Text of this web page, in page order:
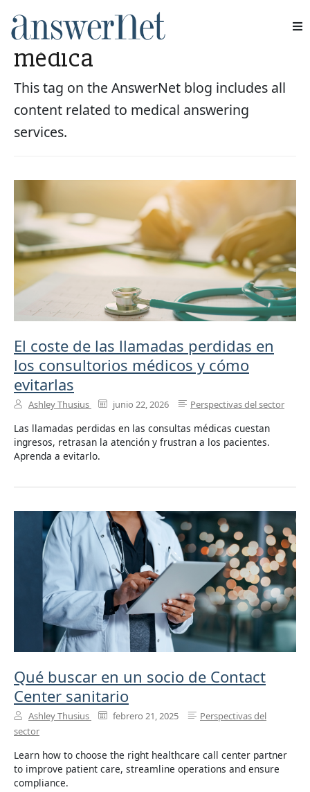
Industrias
Contacte con nosotros
Servicio de asistencia
médica
This tag on the AnswerNet blog includes all
content related to medical answering
services.
El coste de las llamadas perdidas en
los consultorios médicos y cómo
evitarlas
Ashley Thusius junio 22, 2026 Perspectivas del sector
Las llamadas perdidas en las consultas médicas cuestan
ingresos, retrasan la atención y frustran a los pacientes.
Aprenda a evitarlo.
Qué buscar en un socio de Contact
Center sanitario
Ashley Thusius febrero 21, 2025
Perspectivas del
sector
Learn how to choose the right healthcare call center partner
to improve patient care, streamline operations and ensure
compliance.